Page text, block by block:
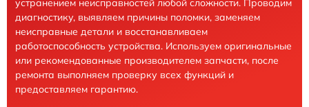
устранением неисправностей любой сложности. Проводим
диагностику, выявляем причины поломки, заменяем
неисправные детали и восстанавливаем
работоспособность устройства. Используем оригинальные
или рекомендованные производителем запчасти, после
ремонта выполняем проверку всех функций и
предоставляем гарантию.